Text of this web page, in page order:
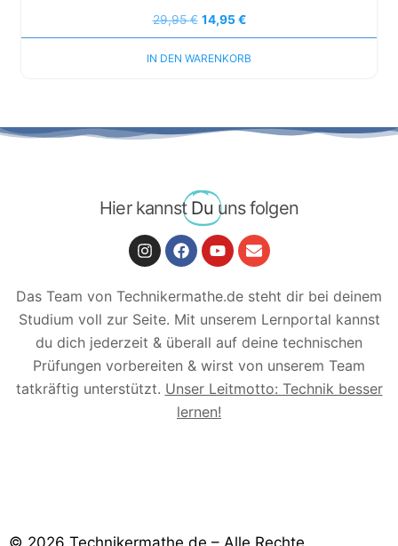
29,95€ 14,95€
IN DEN WARENKORB
Hier kannst Du uns folgen
Das Team von Technikermathe.de steht dir bei deinem
Studium voll zur Seite. Mit unserem Lernportal kannst
du dich jederzeit & überall auf deine technischen
Prüfungen vorbereiten & wirst von unserem Team
tatkräftig unterstützt. Unser Leitmotto: Technik besser
lernen!